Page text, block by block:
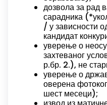
дозвола за рад
сарадника
/ у зависности
кандидат
уверење о
захтеваног
р.бр. 2.), не
уверење о
оверена
шест месеци);